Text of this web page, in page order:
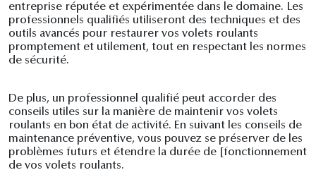
entreprise réputée et expérimentée dans le domaine. Les
professionnels qualifiés utiliseront des techniques et des
outils avancés pour restaurer vos volets roulants
promptement et utilement, tout en respectant les normes
de sécurité.
De plus, un professionnel qualifié peut accorder des
conseils utiles sur la manière de maintenir vos volets
roulants en bon état de activité. En suivant les conseils de
maintenance préventive, vous pouvez se préserver de les
problèmes futurs et étendre la durée de [fonctionnement
de vos volets roulants.